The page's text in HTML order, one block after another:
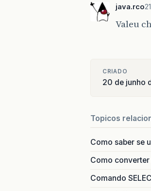
java.rco
Valeu
CRIADO
20 de junho
Topicos
Como saber se
Como
Comando